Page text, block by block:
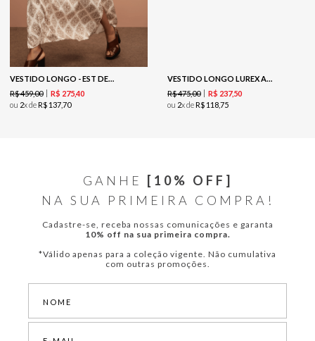
VESTIDO LONGO - EST DETALHES
R$459,00 R$ 27540
ou 2x deR$ 13770
VESTIDO LONGO LUREX AZUL TRICOT-MARINHO
R$475,00 R$ 237,50
ou 2x deR$ 11875
GANHE
[10% OFF]
NA SUA PRIMEIRA COMPRA!
Cadastre-se, receba nossas comunicações e garanta
10% off na sua primeira compra.
*Válido apenas para a coleção vigente. Não cumulativa
com outras promoções.